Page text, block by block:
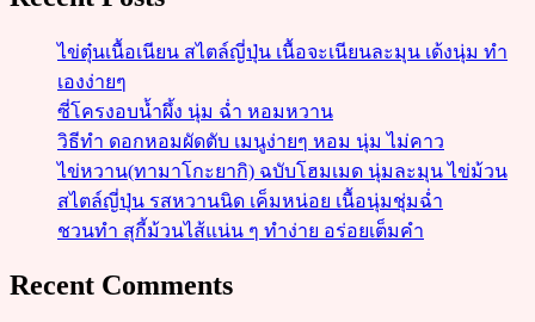
ไข่ตุ๋นเนื้อเนียน สไตล์ญี่ปุ่น เนื้อจะเนียนละมุน เด้งนุ่ม ทำ
เองง่ายๆ
ซี่โครงอบน้ำผึ้ง นุ่ม ฉ่ำ หอมหวาน
วิธีทำ ดอกหอมผัดตับ เมนูง่ายๆ หอม นุ่ม ไม่คาว
ไข่หวาน(ทามาโกะยากิ) ฉบับโฮมเมด นุ่มละมุน ไข่ม้วน
สไตล์ญี่ปุ่น รสหวานนิด เค็มหน่อย เนื้อนุ่มชุ่มฉ่ำ
ชวนทำ สุกี้ม้วนไส้แน่น ๆ ทำง่าย อร่อยเต็มคำ
Recent Comments